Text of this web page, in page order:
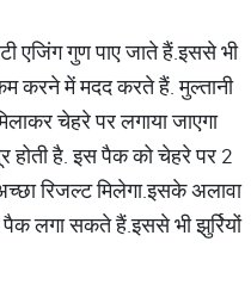
एजिंग गुण पाए जाते हैं.इससे भी
करने में मदद करते हैं. मुल्तानी
चेहरे पर लगाया जाएगा
होती है. इस पैक को चेहरे पर 2
रिजल्ट मिलेगा.इसके अलावा
लगा सकते हैं.इससे भी झुर्रियों